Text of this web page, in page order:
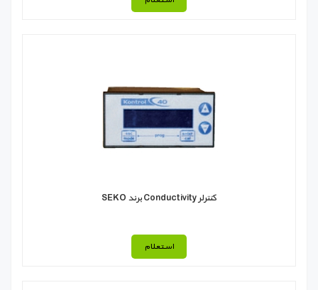
کنترلر Conductivity برند SEKO
استعلام